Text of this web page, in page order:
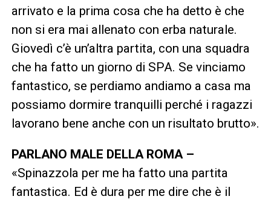
arrivato e la prima cosa che ha detto è che
non si era mai allenato con erba naturale.
Giovedì c’è un’altra partita, con una squadra
che ha fatto un giorno di SPA. Se vinciamo
fantastico, se perdiamo andiamo a casa ma
possiamo dormire tranquilli perché i ragazzi
lavorano bene anche con un risultato brutto».
PARLANO MALE DELLA ROMA –
«Spinazzola per me ha fatto una partita
fantastica. Ed è dura per me dire che è il